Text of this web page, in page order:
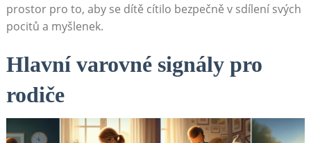
prostor pro to, aby se dítě cítilo bezpečně v sdílení svých
pocitů a myšlenek.
Hlavní varovné signály pro
rodiče